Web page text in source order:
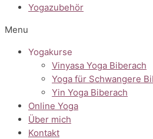
Yogazubehör
Menu
Yogakurse
Vinyasa Yoga Biberach
Yoga für Schwangere
Yin Yoga Biberach
Online Yoga
Über mich
Kontakt